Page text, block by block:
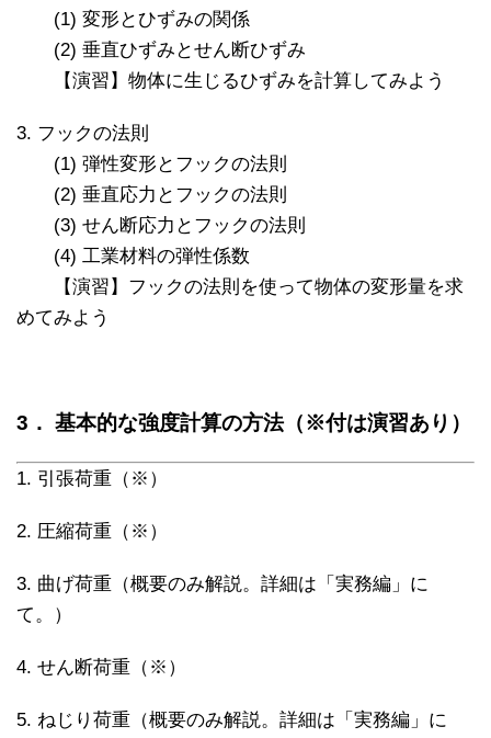
(1) 変形とひずみの関係
(2) 垂直ひずみとせん断ひずみ
【演習】物体に生じるひずみを計算してみよう
3. フックの法則
(1) 弾性変形とフックの法則
(2) 垂直応力とフックの法則
(3) せん断応力とフックの法則
(4) 工業材料の弾性係数
【演習】フックの法則を使って物体の変形量を求
めてみよう
3． 基本的な強度計算の方法（※付は演習あり）
1. 引張荷重（※）
2. 圧縮荷重（※）
3. 曲げ荷重（概要のみ解説。詳細は「実務編」に
て。）
4. せん断荷重（※）
5. ねじり荷重（概要のみ解説。詳細は「実務編」に